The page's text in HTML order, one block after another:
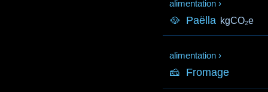
alimentation ›
🥘 Paëlla kgCO₂e
alimentation ›
🧀 Fromage